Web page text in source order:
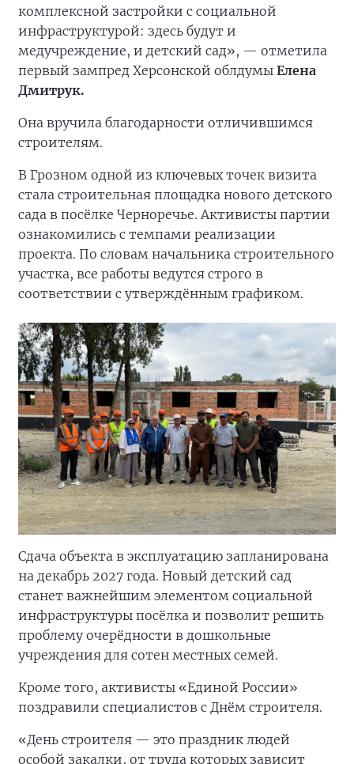
комплексной застройки с социальной
инфраструктурой: здесь будут и
медучреждение, и детский сад», — отметила
первый зампред Херсонской облдумы Елена
Дмитрук.
Она вручила благодарности отличившимся
строителям.
В Грозном одной из ключевых точек визита
стала строительная площадка нового детского
сада в посёлке Черноречье. Активисты партии
ознакомились с темпами реализации
проекта. По словам начальника строительного
участка, все работы ведутся строго в
соответствии с утверждённым графиком.
Сдача объекта в эксплуатацию запланирована
на декабрь 2027 года. Новый детский сад
станет важнейшим элементом социальной
инфраструктуры посёлка и позволит решить
проблему очерёдности в дошкольные
учреждения для сотен местных семей.
Кроме того, активисты «Единой России»
поздравили специалистов с Днём строителя.
«День строителя — это праздник людей
особой закалки, от труда которых зависит